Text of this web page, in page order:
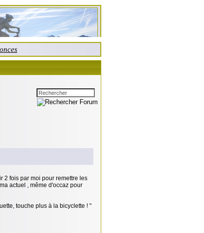
2 fois par moi pour remettre les
actuel , même d'occaz pour
touche plus à la bicyclette ! "